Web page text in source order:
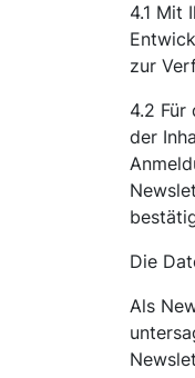
4.1 Mit
zur
4.2
der
Die
Als